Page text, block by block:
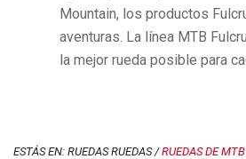
Mountain, los productos
aventuras. La línea MTB
la mejor rueda posible para
ESTÁS EN: RUEDAS RUEDAS /RUEDAS DE MTB